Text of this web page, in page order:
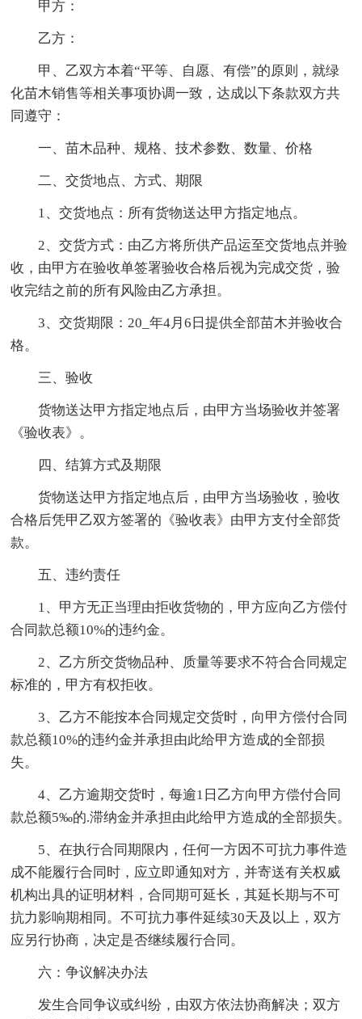
甲方：
乙方：
甲、乙双方本着“平等、自愿、有偿”的原则，就绿
化苗木销售等相关事项协调一致，达成以下条款双方共
同遵守：
一、苗木品种、规格、技术参数、数量、价格
二、交货地点、方式、期限
1、交货地点：所有货物送达甲方指定地点。
2、交货方式：由乙方将所供产品运至交货地点并验
收，由甲方在验收单签署验收合格后视为完成交货，验
收完结之前的所有风险由乙方承担。
3、交货期限：20_年4月6日提供全部苗木并验收合
格。
三、验收
货物送达甲方指定地点后，由甲方当场验收并签署
《验收表》。
四、结算方式及期限
货物送达甲方指定地点后，由甲方当场验收，验收
合格后凭甲乙双方签署的《验收表》由甲方支付全部货
款。
五、违约责任
1、甲方无正当理由拒收货物的，甲方应向乙方偿付
合同款总额10%的违约金。
2、乙方所交货物品种、质量等要求不符合合同规定
标准的，甲方有权拒收。
3、乙方不能按本合同规定交货时，向甲方偿付合同
款总额10%的违约金并承担由此给甲方造成的全部损
失。
4、乙方逾期交货时，每逾1日乙方向甲方偿付合同
款总额5‰的.滞纳金并承担由此给甲方造成的全部损失。
5、在执行合同期限内，任何一方因不可抗力事件造
成不能履行合同时，应立即通知对方，并寄送有关权威
机构出具的证明材料，合同期可延长，其延长期与不可
抗力影响期相同。不可抗力事件延续30天及以上，双方
应另行协商，决定是否继续履行合同。
六：争议解决办法
发生合同争议或纠纷，由双方依法协商解决；双方